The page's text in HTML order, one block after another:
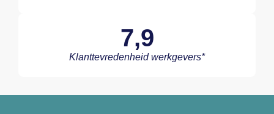
7,9
Klanttevredenheid werkgevers*